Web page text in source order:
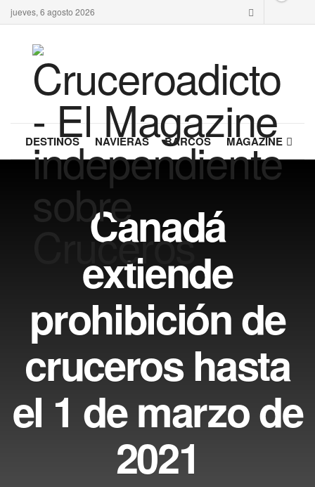
jueves, 6 agosto 2026
DESTINOS NAVIERAS BARCOS MAGAZINE
Canadá
extiende
prohibición de
cruceros hasta
el 1 de marzo de
2021